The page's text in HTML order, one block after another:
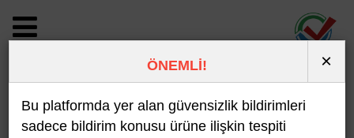
BİLDİRİM DETAYI
ÖNEMLİ! ×
Bu platformda yer alan güvensizlik bildirimleri
sadece bildirim konusu ürüne ilişkin tespiti